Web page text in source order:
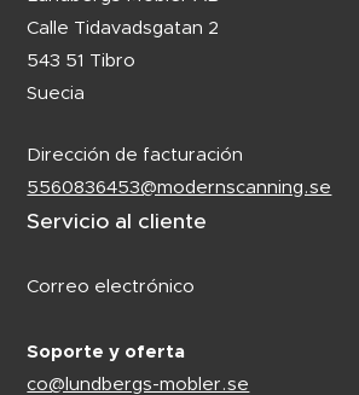
Calle Tidavadsgatan 2
543 51 Tibro
Suecia
Dirección de facturación
5560836453@modernscanning.se
Servicio al cliente
Correo electrónico
Soporte y oferta
co@lundbergs-mobler.se